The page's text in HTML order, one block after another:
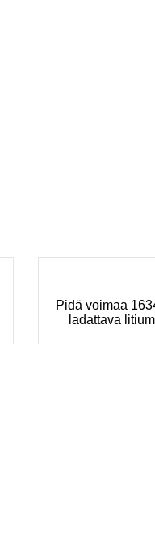
Pidä voimaa
ladattava